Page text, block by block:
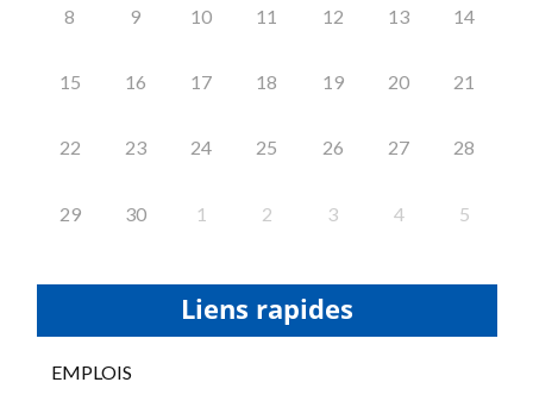
8 9 10 11 12 13 14
15 16 17 18 19 20 21
22 23 24 25 26 27 28
29 30 1 2 3 4 5
Liens rapides
EMPLOIS